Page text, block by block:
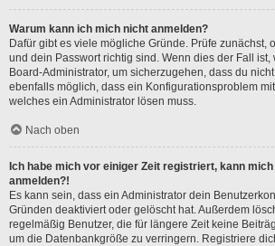
Warum kann ich mich nicht anmelden?
Dafür gibt es viele mögliche Gründe. Prüfe zunächst,
und dein Passwort richtig sind. Wenn dies der Fall
Board-Administrator, um sicherzugehen, dass du
ebenfalls möglich, dass ein Konfigurationsproblem
welches ein Administrator lösen muss.
Nach oben
Ich habe mich vor einiger Zeit registriert, kann
anmelden?!
Es kann sein, dass ein Administrator dein
Gründen deaktiviert oder gelöscht hat. Außerdem
regelmäßig Benutzer, die für längere Zeit keine
um die Datenbankgröße zu verringern. Registriere